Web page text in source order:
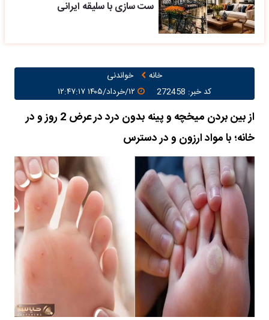
ست سازی با سلیقه ایرانی
خانه
خواندنی
کد خبر: 272458
۱۲/خرداد/۱۴۰۵ ۱۲:۴۷:۱۷
از بین بردن میخچه و پینه بدون درد در عرض 2 روز و در
خانه؛ با مواد ارزون و در دسترس